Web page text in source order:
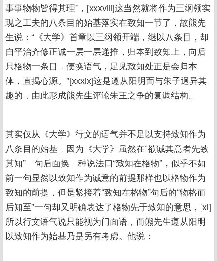
事事物物皆得其理”，[xxxviii]这当然就将作为三纲领实
现之工夫的八条目的始基落实在致知一节了，故熊先
生说：“《大学》首章以三纲领开端，继以八条目，却
自平治齐修正诚一层一层递推，归本到致知上，向后
只格物一条目，便换语气，足见致知处正是会归本
体，直揭心源。”[xxxix]这是遵从阳明而与朱子迥异其
趣的，由此形成熊先生评论朱王之争的复调结构。
其实仅从《大学》行文的语气并不足以支持致知作为
八条目的始基，因为《大学》虽然在“欲诚其意者先致
其知”一句后面换一种说法曰“致知在格物”，似乎不如
前一句显然以致知作为诚意的前提那样也以格物作为
致知的前提，但是紧接着“致知在格物”句后的“物格而
后知至”一句却又明确表达了格物先于致知的意思，[xl]
所以行文语气说只能视为门面语，而熊先生遵从阳明
以致知作为始基乃是另有考虑。他说：